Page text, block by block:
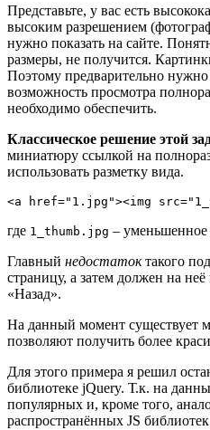
Представьте, у вас есть
высоким разрешением
нужно показать на сайте.
размеры, не получится.
Поэтому предварительно
возможность просмотра
необходимо обеспечить.
Классическое решение этой
миниатюру ссылкой на
использовать разметку вида.
<a href="1.jpg"><img
где 1_thumb.jpg – уменьшенное
Главный недостатоктакого
страницу, а затем должен на
«Назад».
На данный момент существует
позволяют получить более
Для этого примера я решил
библиотеке jQuery. Т.к. на
популярных и, кроме того,
распространённых JS